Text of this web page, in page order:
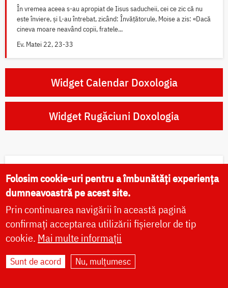
În vremea aceea s-au apropiat de Iisus saducheii, cei ce zic că nu
este înviere, și L-au întrebat, zicând: Învățătorule, Moise a zis: «Dacă
cineva moare neavând copii, fratele...
Ev. Matei 22, 23-33
Widget Calendar Doxologia
Widget Rugăciuni Doxologia
Rugăciuni zilnice
Rugăciunile dimineții
Rugăciunile serii
Paraclisul Preasfintei Născătoare de Dumnezeu
Folosim cookie-uri pentru a îmbunătăți experiența
dumneavoastră pe acest site.
Prin continuarea navigării în această pagină
confirmați acceptarea utilizării fișierelor de tip
cookie. Mai multe informații
Sunt de acord Nu, mulțumesc